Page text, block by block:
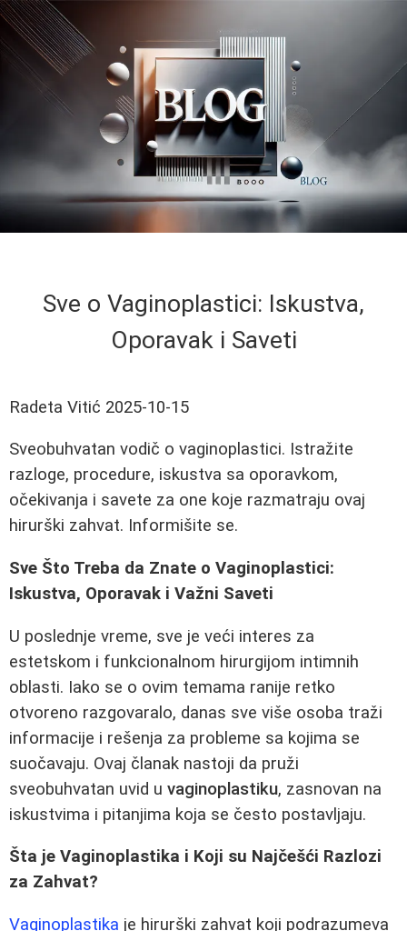
Sve o Vaginoplastici: Iskustva,
Oporavak i Saveti
Radeta Vitić 2025-10-15
Sveobuhvatan vodič o vaginoplastici. Istražite
razloge, procedure, iskustva sa oporavkom,
očekivanja i savete za one koje razmatraju ovaj
hirurški zahvat. Informišite se.
Sve Što Treba da Znate o Vaginoplastici:
Iskustva, Oporavak i Važni Saveti
U poslednje vreme, sve je veći interes za
estetskom i funkcionalnom hirurgijom intimnih
oblasti. Iako se o ovim temama ranije retko
otvoreno razgovaralo, danas sve više osoba traži
informacije i rešenja za probleme sa kojima se
suočavaju. Ovaj članak nastoji da pruži
sveobuhvatan uvid u vaginoplastiku, zasnovan na
iskustvima i pitanjima koja se često postavljaju.
Šta je Vaginoplastika i Koji su Najčešći Razlozi
za Zahvat?
Vaginoplastika je hirurški zahvat koji podrazumeva